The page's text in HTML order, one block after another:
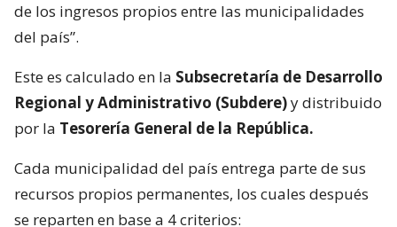
de los ingresos propios entre las municipalidades
del país”.
Este es calculado en la Subsecretaría de Desarrollo
Regional y Administrativo (Subdere)y distribuido
por la Tesorería General de la República.
Cada municipalidad del país entrega parte de sus
recursos propios permanentes, los cuales después
se reparten en base a 4 criterios: